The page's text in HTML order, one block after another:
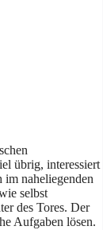
übrig, interessiert
im naheliegenden
selbst
des Tores. Der
Aufgaben lösen.